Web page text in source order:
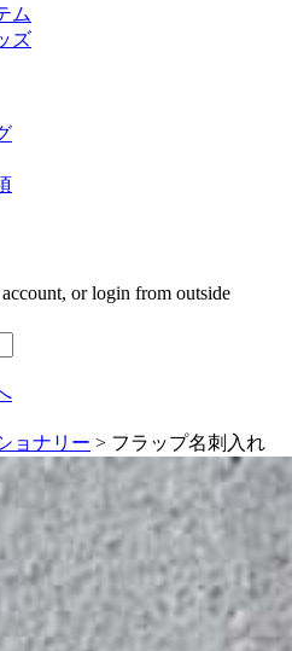
ム
ズ
or login from outside
ョナリー > フラップ名刺入れ